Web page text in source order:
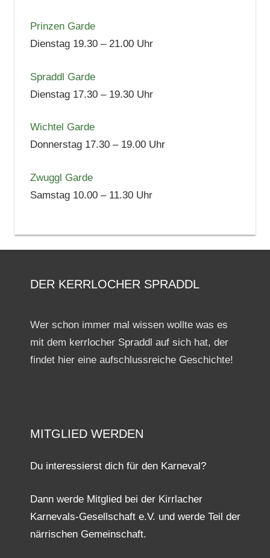
Prinzen Garde
Dienstag 19.30 – 21.00 Uhr
Spraddl Garde
Dienstag 17.30 – 19.30 Uhr
Wichtel Garde
Donnerstag 17.30 – 19.00 Uhr
Zwuggl Garde
Samstag 10.00 – 11.30 Uhr
DER KERRLOCHER SPRADDL
Wer schon immer mal wissen wollte was es
mit dem kerrlocher Spraddl auf sich hat, der
findet hier eine aufschlussreiche Geschichte!
MITGLIED WERDEN
Du interessierst dich für den Karneval?
Dann werde Mitglied bei der Kirrlacher
Karnevals-Gesellschaft e.V. und werde Teil der
närrischen Gemeinschaft.